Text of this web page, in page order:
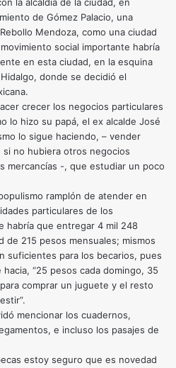
de Gómez Palacio, una
Mendoza, como una ciudad
social importante habría
en esta ciudad, en la esquina
donde se decidió el
crecer los negocios particulares
lo hizo su papá, el ex alcalde José
lo sigue haciendo, – vender
si no hubiera otros negocios
mercancías -, que estudiar un poco
ramplón de atender en
particulares de los
habría que entregar 4 mil 248
de 215 pesos mensuales; mismos
suficientes para los becarios, pues
“25 pesos cada domingo, 35
comprar un juguete y el resto
mencionar los cuadernos,
e incluso los pasajes de
estoy seguro que es novedad